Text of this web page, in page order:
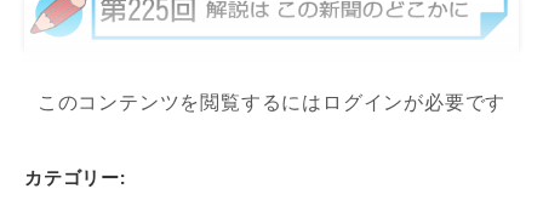
このコンテンツを閲覧するにはログインが必要です
カテゴリー: